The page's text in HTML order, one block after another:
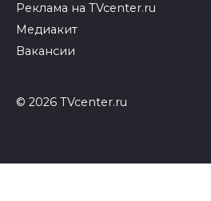
Реклама на TVcenter.ru
Медиакит
Вакансии
© 2026 TVcenter.ru